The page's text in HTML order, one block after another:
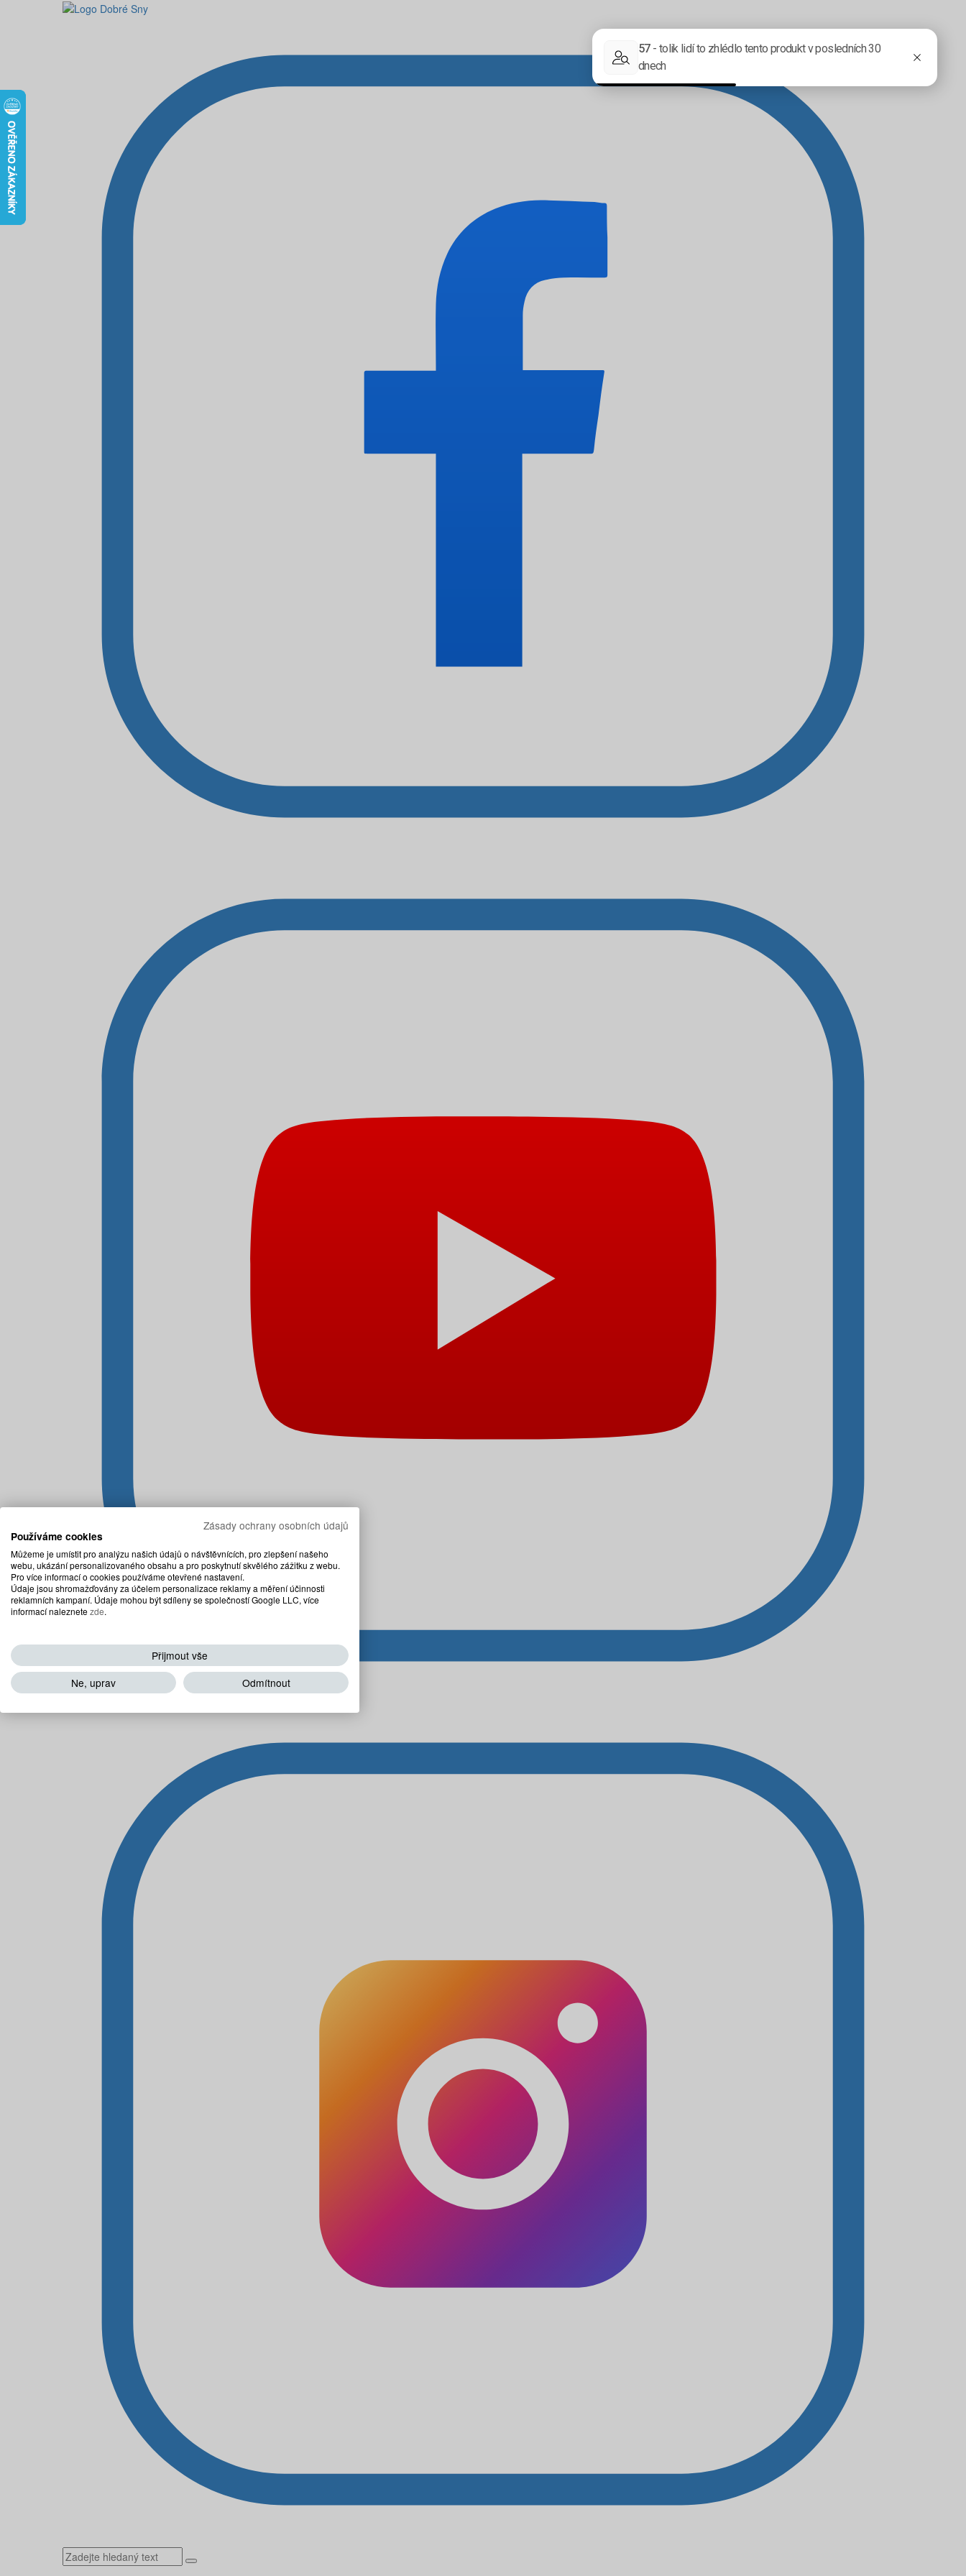
Zásady ochrany osobních údajů
Používáme cookies
Můžeme je umístit pro analýzu našich údajů o návštěvnících, pro zlepšení našeho
webu, ukázání personalizovaného obsahu a pro poskytnutí skvělého zážitku z webu.
Pro více informací o cookies používáme otevřené nastavení.
Údaje jsou shromažďovány za účelem personalizace reklamy a měření účinnosti
reklamních kampaní. Údaje mohou být sdíleny se společností Google LLC, více
informací naleznetezde.
Přijmout vše
Ne, uprav
Odmítnout